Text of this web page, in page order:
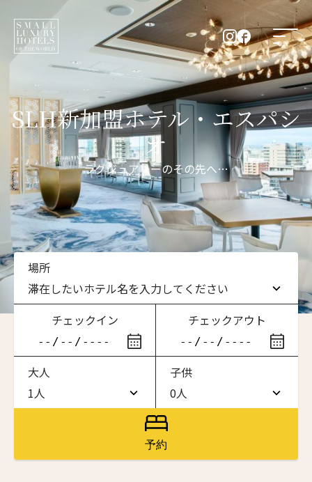
SLH新加盟ホテル・エスパシ
オ
ラグジュアリーのその先へ…
場所
滞在したいホテル名を入力してください
滞在したいホテル名を入力してください
ワン・ジーティー・グランド・ケイマン
ONE GT Grand Cayman
ザ・キャベンディッシュ・ロンドン
ザ・バウアー
チェックイン チェックアウト
大人
1人
1人
子供
0人
0人
予約